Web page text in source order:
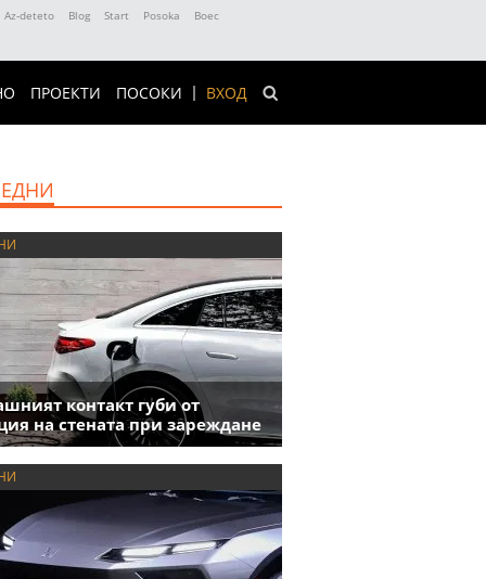
Az-deteto Blog Start Posoka
Boec
ВХОД
ПРОЕКТИ ПОСОКИ
контакт губи от
на стената при зареждане